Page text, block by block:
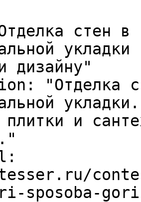
стен в
дизайну"
"Отделка
плитки и
sposoba-